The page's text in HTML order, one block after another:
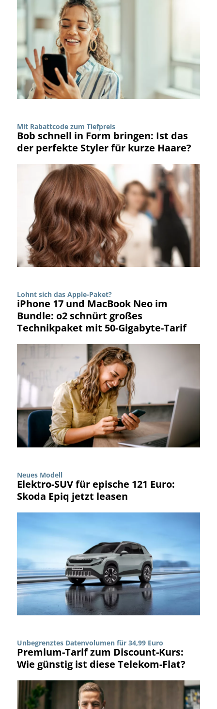
Mit Rabattcode zum Tiefpreis
Bob schnell in Form bringen: Ist das
der perfekte Styler für kurze Haare?
Lohnt sich das Apple-Paket?
iPhone 17 und MacBook Neo im
Bundle: o2 schnürt großes
Technikpaket mit 50-Gigabyte-Tarif
Neues Modell
Elektro-SUV für epische 121 Euro:
Skoda Epiq jetzt leasen
Unbegrenztes Datenvolumen für 34,99 Euro
Premium-Tarif zum Discount-Kurs:
Wie günstig ist diese Telekom-Flat?